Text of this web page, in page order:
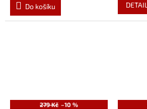
Do košíku DETAIL
279 Kč –10 %